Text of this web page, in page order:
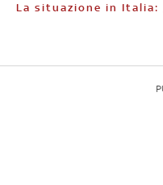
La situazione in Italia: